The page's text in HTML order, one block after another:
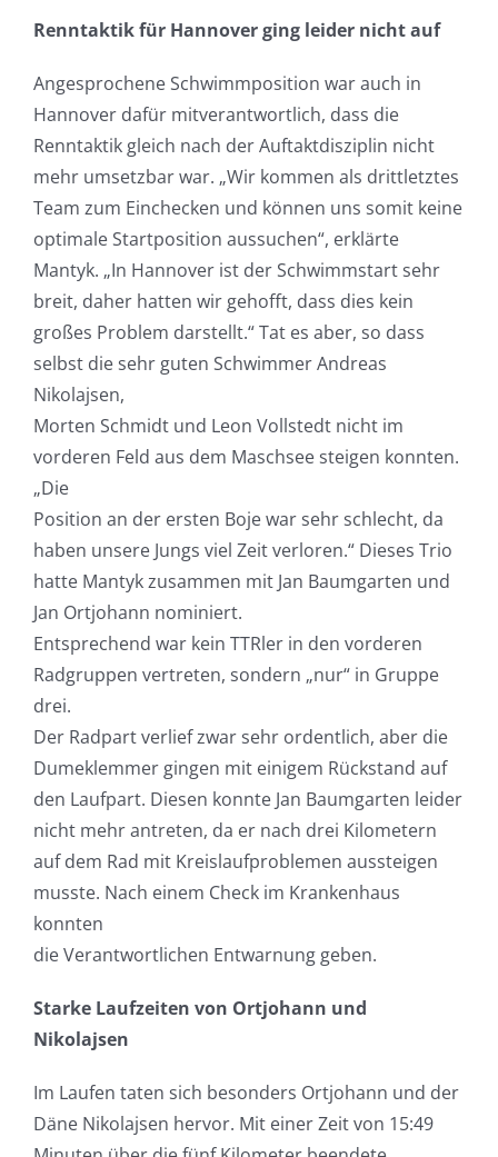
Renntaktik für Hannover ging leider nicht auf
Angesprochene Schwimmposition war auch in
Hannover dafür mitverantwortlich, dass die
Renntaktik gleich nach der Auftaktdisziplin nicht
mehr umsetzbar war. „Wir kommen als drittletztes
Team zum Einchecken und können uns somit keine
optimale Startposition aussuchen“, erklärte
Mantyk. „In Hannover ist der Schwimmstart sehr
breit, daher hatten wir gehofft, dass dies kein
großes Problem darstellt.“ Tat es aber, so dass
selbst die sehr guten Schwimmer Andreas
Nikolajsen,
Morten Schmidt und Leon Vollstedt nicht im
vorderen Feld aus dem Maschsee steigen konnten.
„Die
Position an der ersten Boje war sehr schlecht, da
haben unsere Jungs viel Zeit verloren.“ Dieses Trio
hatte Mantyk zusammen mit Jan Baumgarten und
Jan Ortjohann nominiert.
Entsprechend war kein TTRler in den vorderen
Radgruppen vertreten, sondern „nur“ in Gruppe
drei.
Der Radpart verlief zwar sehr ordentlich, aber die
Dumeklemmer gingen mit einigem Rückstand auf
den Laufpart. Diesen konnte Jan Baumgarten leider
nicht mehr antreten, da er nach drei Kilometern
auf dem Rad mit Kreislaufproblemen aussteigen
musste. Nach einem Check im Krankenhaus
konnten
die Verantwortlichen Entwarnung geben.
Starke Laufzeiten von Ortjohann und
Nikolajsen
Im Laufen taten sich besonders Ortjohann und der
Däne Nikolajsen hervor. Mit einer Zeit von 15:49